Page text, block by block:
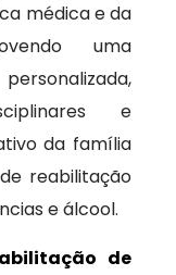
médica e da
uma
e
da família
reabilitação
e álcool.
de